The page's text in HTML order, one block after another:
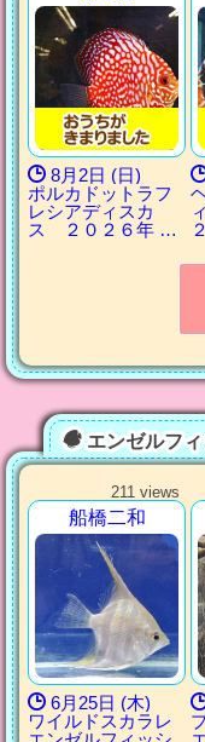
8月2日 (日)
ポルカドットラフ
レシアディスカ
ス ２０２６年 …
エンゼルフ
211 views
船橋二和
6月25日 (木)
ワイルドスカラレ